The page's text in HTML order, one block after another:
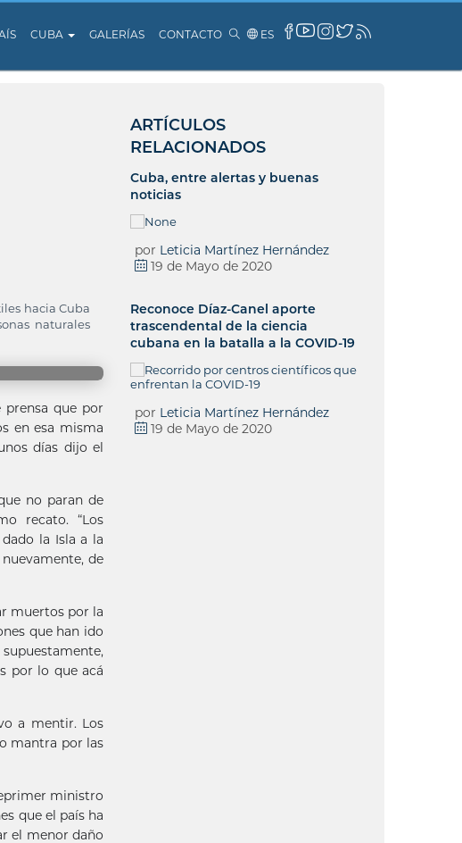
CUBA GALERÍAS CONTACTO ES
hacia Cuba
naturales
que por
en esa misma
días dijo el
no paran de
recato. “Los
la Isla a la
de
muertos por la
que han ido
por lo que acá
a mentir. Los
mantra por las
ministro
que el país ha
el menor daño
ARTÍCULOS
RELACIONADOS
Cuba, entre alertas y buenas
noticias
por Leticia Martínez Hernández
19 de Mayo de 2020
Reconoce Díaz-Canel aporte
trascendental de la ciencia
cubana en la batalla a la COVID-19
por Leticia Martínez Hernández
19 de Mayo de 2020